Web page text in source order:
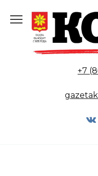
содержанию
+7